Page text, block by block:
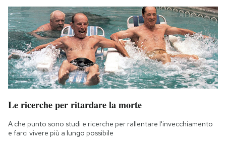
Le ricerche per ritardare la morte
A che punto sono studi e ricerche per rallentare l'invecchiamento
e farci vivere più a lungo possibile